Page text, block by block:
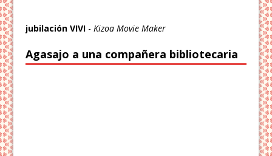
jubilación VIVI - Kizoa Movie Maker
Agasajo a una compañera bibliotecaria